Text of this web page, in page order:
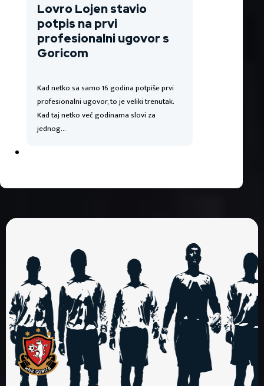
Lovro Lojen stavio
potpis na prvi
profesionalni ugovor s
Goricom
Kad netko sa samo 16 godina potpiše prvi
profesionalni ugovor, to je veliki trenutak.
Kad taj netko već godinama slovi za
jednog…